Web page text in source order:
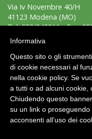
Via Iv Novembre 40/H
41123 Modena (MO)
Tel: 059/348811 - Fax:
e-mail:
P.Iva: 02231330362
Area Riservata 2.0
Informativa
Questo sito o gli
di cookie necessari al
nella cookie policy. Se
a tutti o ad alcuni cookie,
Chiudendo questo
su un link o proseguendo
acconsenti all’uso dei